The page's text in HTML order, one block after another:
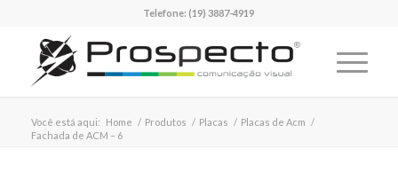
Telefone:(19) 3887-4919
Você está aqui: Home / Produtos / Placas / Placas de Acm /
Fachada de ACM – 6